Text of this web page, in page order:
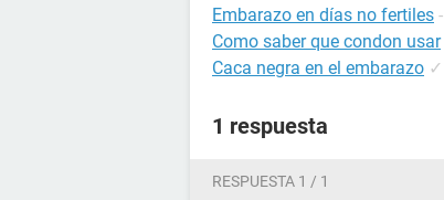
Embarazo en días no fertiles -
Como saber que condon usar
Caca negra en el embarazo ✓
1 respuesta
RESPUESTA 1 / 1